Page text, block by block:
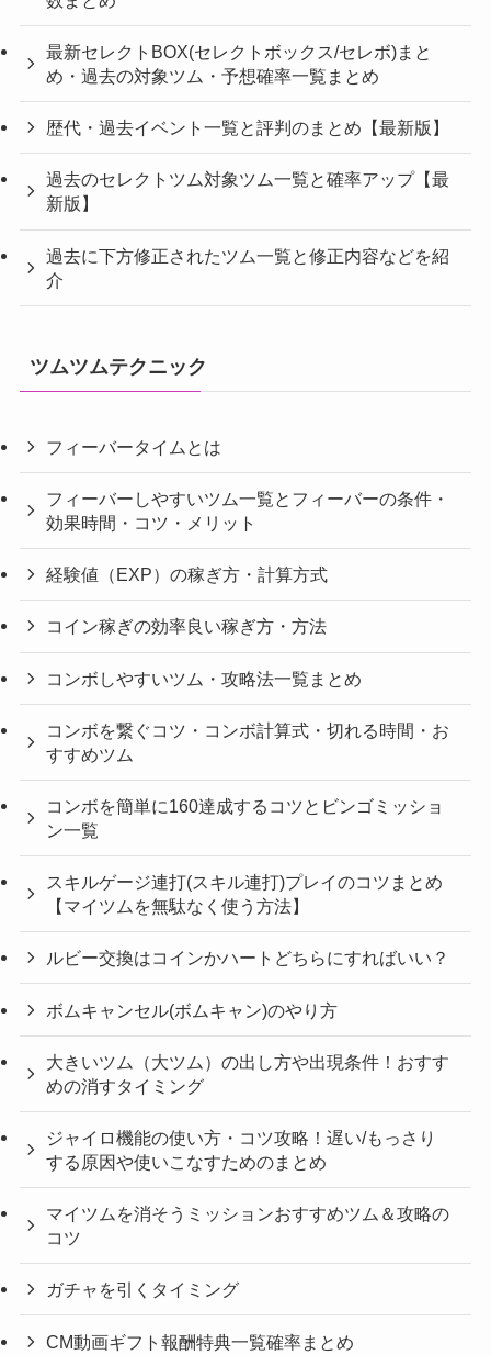
最新セレクトBOX(セレクトボックス/セレボ)まと
め・過去の対象ツム・予想確率一覧まとめ
歴代・過去イベント一覧と評判のまとめ【最新版】
過去のセレクトツム対象ツム一覧と確率アップ【最
新版】
過去に下方修正されたツム一覧と修正内容などを紹
介
ツムツムテクニック
フィーバータイムとは
フィーバーしやすいツム一覧とフィーバーの条件・
効果時間・コツ・メリット
経験値（EXP）の稼ぎ方・計算方式
コイン稼ぎの効率良い稼ぎ方・方法
コンボしやすいツム・攻略法一覧まとめ
コンボを繋ぐコツ・コンボ計算式・切れる時間・お
すすめツム
コンボを簡単に160達成するコツとビンゴミッショ
ン一覧
スキルゲージ連打(スキル連打)プレイのコツまとめ
【マイツムを無駄なく使う方法】
ルビー交換はコインかハートどちらにすればいい？
ボムキャンセル(ボムキャン)のやり方
大きいツム（大ツム）の出し方や出現条件！おすす
めの消すタイミング
ジャイロ機能の使い方・コツ攻略！遅い/もっさり
する原因や使いこなすためのまとめ
マイツムを消そうミッションおすすめツム＆攻略の
コツ
ガチャを引くタイミング
CM動画ギフト報酬特典一覧確率まとめ